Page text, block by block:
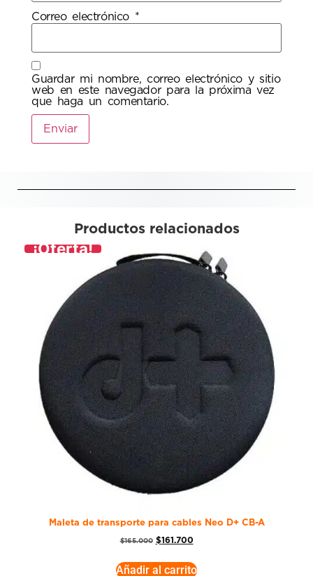
Correo electrónico *
Guardar mi nombre, correo electrónico y sitio
web en este navegador para la próxima vez
que haga un comentario.
Productos relacionados
¡Oferta!
Maleta de transporte para cables Neo D+ CB-A
$165.000 $161.700
Añadir al carrito